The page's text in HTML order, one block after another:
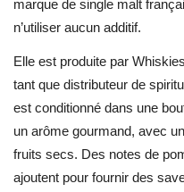
marque de single malt
n’utiliser aucun additif.
Elle est produite par
tant que distributeur de
est conditionné dans une
un arôme gourmand, avec
fruits secs. Des notes de
ajoutent pour fournir des